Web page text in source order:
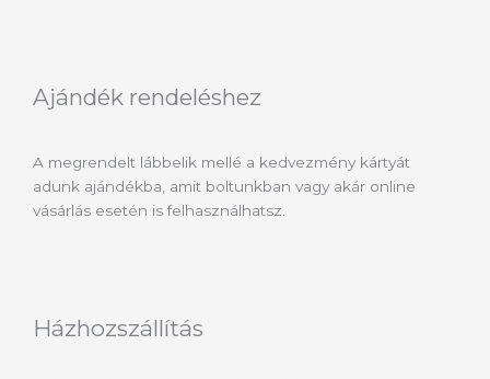
Ajándék rendeléshez
A megrendelt lábbelik mellé a kedvezmény kártyát
adunk ajándékba, amit boltunkban vagy akár online
vásárlás esetén is felhasználhatsz.
Házhozszállítás